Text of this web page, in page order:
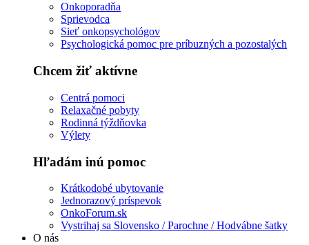
Onkoporadňa
Sprievodca
Sieť onkopsychológov
Psychologická pomoc pre príbuzných a pozostalých
Chcem žiť aktívne
Centrá pomoci
Relaxačné pobyty
Rodinná týždňovka
Výlety
Hľadám inú pomoc
Krátkodobé ubytovanie
Jednorazový príspevok
OnkoForum.sk
Vystrihaj sa Slovensko / Parochne / Hodvábne šatky
O nás